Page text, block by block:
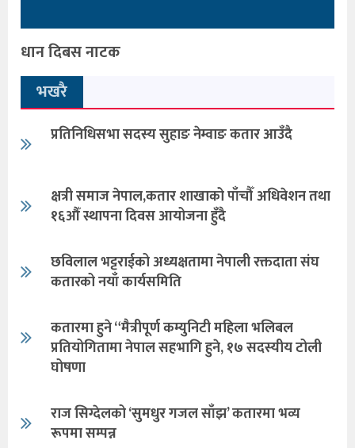
धान दिबस नाटक
भखरै
प्रतिनिधिसभा सदस्य सुहाङ नेम्वाङ कतार आउँदै
क्षत्री समाज नेपाल,कतार शाखाको पाँचौँ अधिवेशन तथा
१६औँ स्थापना दिवस आयोजना हुँदै
छविलाल भट्टराईको अध्यक्षतामा नेपाली रक्तदाता संघ
कतारको नयाँ कार्यसमिति
कतारमा हुने “मैत्रीपूर्ण कम्युनिटी महिला भलिबल
प्रतियोगितामा नेपाल सहभागि हुने, १७ सदस्यीय टोली
घोषणा
राज सिग्देलको ‘सुमधुर गजल साँझ’ कतारमा भव्य
रूपमा सम्पन्न